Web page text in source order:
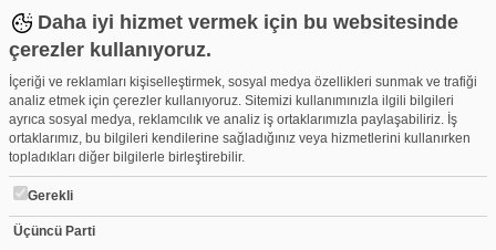
Daha iyi hizmet vermek için bu websitesinde
çerezler kullanıyoruz.
İçeriği ve reklamları kişiselleştirmek, sosyal medya özellikleri sunmak ve trafiği
analiz etmek için çerezler kullanıyoruz. Sitemizi kullanımınızla ilgili bilgileri
ayrıca sosyal medya, reklamcılık ve analiz iş ortaklarımızla paylaşabiliriz. İş
ortaklarımız, bu bilgileri kendilerine sağladığınız veya hizmetlerini kullanırken
topladıkları diğer bilgilerle birleştirebilir.
Gerekli
Üçüncü Parti
24TV YARGITAY SKANDALI HASAN SANCAK